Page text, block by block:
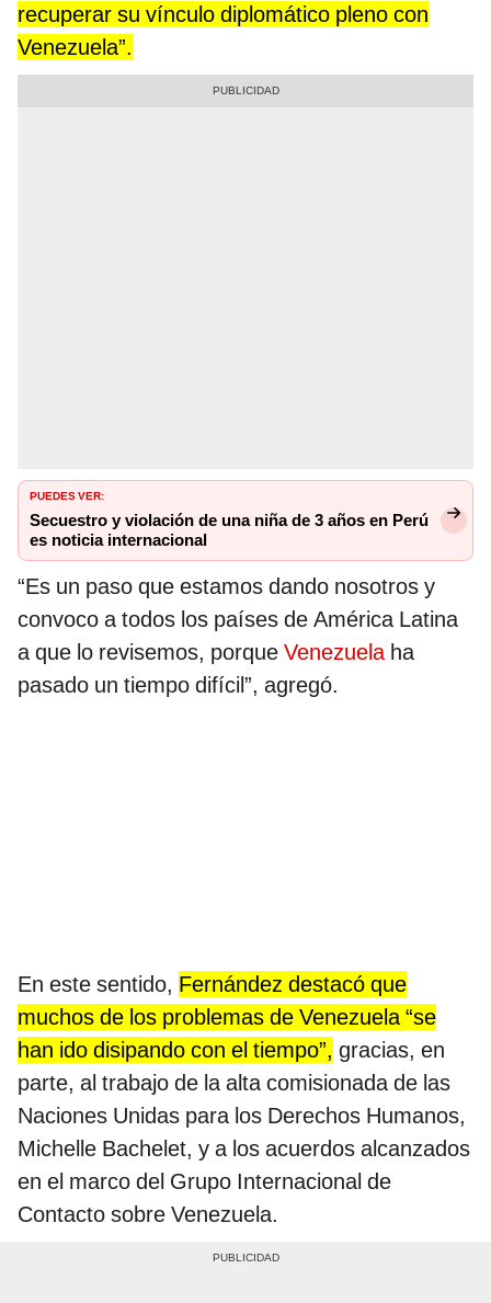
recuperar su vínculo diplomático pleno con
Venezuela”.
PUEDES VER:
Secuestro y violación de una niña de 3 años en Perú
es noticia internacional
“Es un paso que estamos dando nosotros y
convoco a todos los países de América Latina
a que lo revisemos, porque Venezuelaha
pasado un tiempo difícil”, agregó.
En este sentido, Fernández destacó que
muchos de los problemas de Venezuela “se
han ido disipando con el tiempo”, gracias, en
parte, al trabajo de la alta comisionada de las
Naciones Unidas para los Derechos Humanos,
Michelle Bachelet, y a los acuerdos alcanzados
en el marco del Grupo Internacional de
Contacto sobre Venezuela.